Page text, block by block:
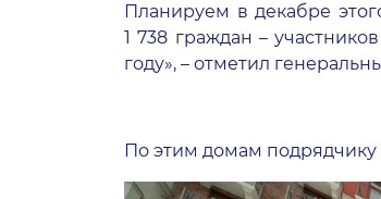
Планируем в декабре
1 738 граждан –
году», – отметил
По этим домам подрядчику